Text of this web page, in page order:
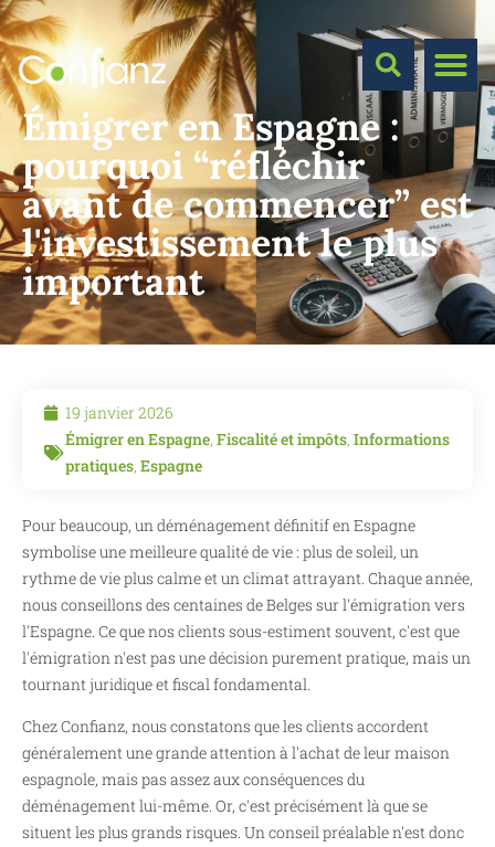
Émigrer en Espagne :
pourquoi “réfléchir
avant de commencer” est
l'investissement le plus
important
19 janvier 2026
Émigrer en Espagne, Fiscalité et impôts, Informations
pratiques, Espagne
Pour beaucoup, un déménagement définitif en Espagne
symbolise une meilleure qualité de vie : plus de soleil, un
rythme de vie plus calme et un climat attrayant. Chaque année,
nous conseillons des centaines de Belges sur l'émigration vers
l'Espagne. Ce que nos clients sous-estiment souvent, c'est que
l'émigration n'est pas une décision purement pratique, mais un
tournant juridique et fiscal fondamental.
Chez Confianz, nous constatons que les clients accordent
généralement une grande attention à l'achat de leur maison
espagnole, mais pas assez aux conséquences du
déménagement lui-même. Or, c'est précisément là que se
situent les plus grands risques. Un conseil préalable n'est donc